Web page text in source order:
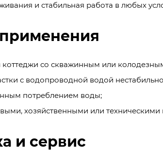
и стабильная работа в любых
со скважинным или
с водопроводной водой
потреблением воды;
хозяйственными или техническими
и сервис